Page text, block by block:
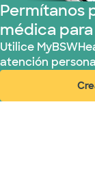
Permítanos
médica
Utilice
atención